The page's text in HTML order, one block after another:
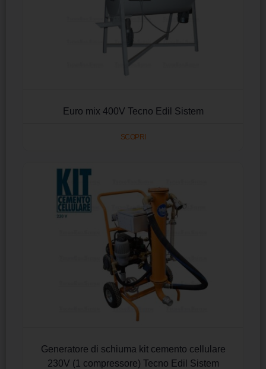
Euro mix 400V Tecno Edil Sistem
SCOPRI
Generatore di schiuma kit cemento cellulare
230V (1 compressore) Tecno Edil Sistem